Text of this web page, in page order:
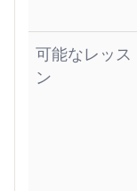
可能なレッス
ン